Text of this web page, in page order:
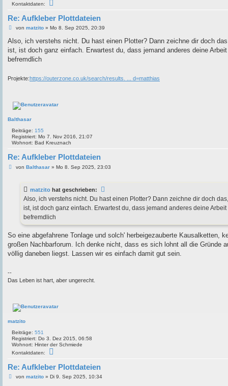
Kontaktdaten:
a
d
a
o
t
Re: Aufkleber Plottdateien
B
i
r
a
von matzito» Mo 8. Sep 2025, 20:39
Also, ich verstehs nicht. Du hast einen Plotter? Dann zeichne dir doch
ist, ist doch ganz einfach. Erwartest du, dass jemand anderes deine
befremdlich
Projekte:https://outerzone.co.uk/search/results. ... d=matthias
Balthasar
Beiträge: 155
Registriert: Mo 7. Nov 2016, 21:07
Wohnort: Bad Kreuznach
Re: Aufkleber Plottdateien
Bvon Balthasar» Mo 8. Sep 2025, 23:03
matzito hat geschrieben:
Also, ich verstehs nicht. Du hast einen Plotter? Dann zeichne dir doch
ist, ist doch ganz einfach. Erwartest du, dass jemand anderes deine
befremdlich
So eine abgefahrene Tonlage und solch' herbeigezauberte Kausalketten,
großen Nachbarforum. Ich denke nicht, dass es sich lohnt all die Gründe
völlig daneben liegst. Lassen wir es einfach damit gut sein.
--
Das Leben ist hart, aber ungerecht.
matzito
Beiträge: 551
Registriert: Do 3. Dez 2015, 06:58
Wohnort: Hinter der Schmiede
Kontaktdaten:
a
Re: Aufkleber Plottdateien
Bvon matzito» Di 9. Sep 2025, 10:34